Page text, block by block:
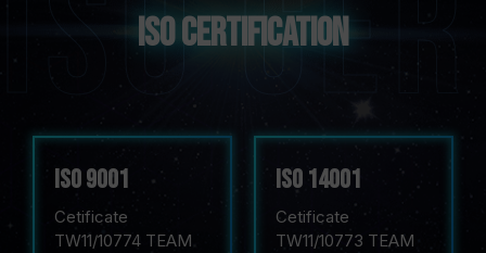
ISO Certification
iso 9001
Cetificate
TW11/10774 TEAM
iso 14001
Cetificate
TW11/10773 TEAM